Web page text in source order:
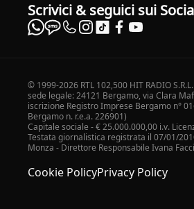
Scrivici & seguici sui
© 1999-2026 RTL 102,500 HIT RADIO
sede legale: 24121 Bergamo, via Clara
iscrizione Registro Imprese Bergamo n°
Bergamo n. r.e.a. 226901)
Capitale sociale - € 25.000.000,00 i.v.
Testata giornalistica registrata il 07/01/
Monza - Direttore Responsabile Ivana
Cookie PolicyPrivacy Policy